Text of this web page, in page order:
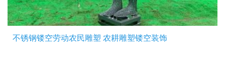
不锈钢镂空劳动农民雕塑 农耕雕塑镂空装饰